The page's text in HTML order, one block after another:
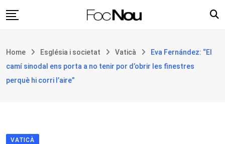
to
Filosofia i teologia
Cultura
Botiga
Home Església i societat Vaticà
Eva Fernández: “El
camí sinodal ens porta a no tenir por d’obrir les finestres
perquè hi corri l’aire”
VATICÀ